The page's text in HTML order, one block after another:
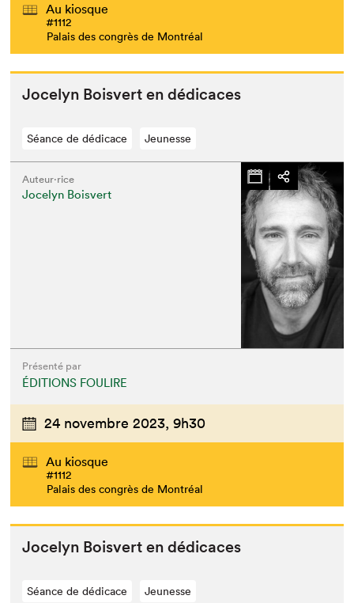
Au kiosque
#1112
Palais des congrès de Montréal
Joce­lyn Boisvert en dédicaces
Séance de dédicace Jeunesse
Auteur·rice
Jocelyn Boisvert
Présenté par
ÉDITIONS FOULIRE
24 novembre 2023, 9h30
Au kiosque
#1112
Palais des congrès de Montréal
Joce­lyn Boisvert en dédicaces
Séance de dédicace Jeunesse